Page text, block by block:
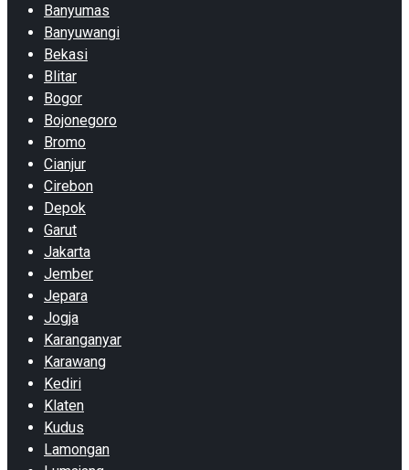
Banyumas
Banyuwangi
Bekasi
Blitar
Bogor
Bojonegoro
Bromo
Cianjur
Cirebon
Depok
Garut
Jakarta
Jember
Jepara
Jogja
Karanganyar
Karawang
Kediri
Klaten
Kudus
Lamongan